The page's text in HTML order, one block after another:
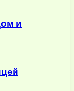
и